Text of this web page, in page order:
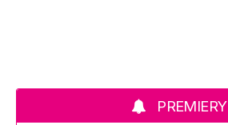
PREMIERY